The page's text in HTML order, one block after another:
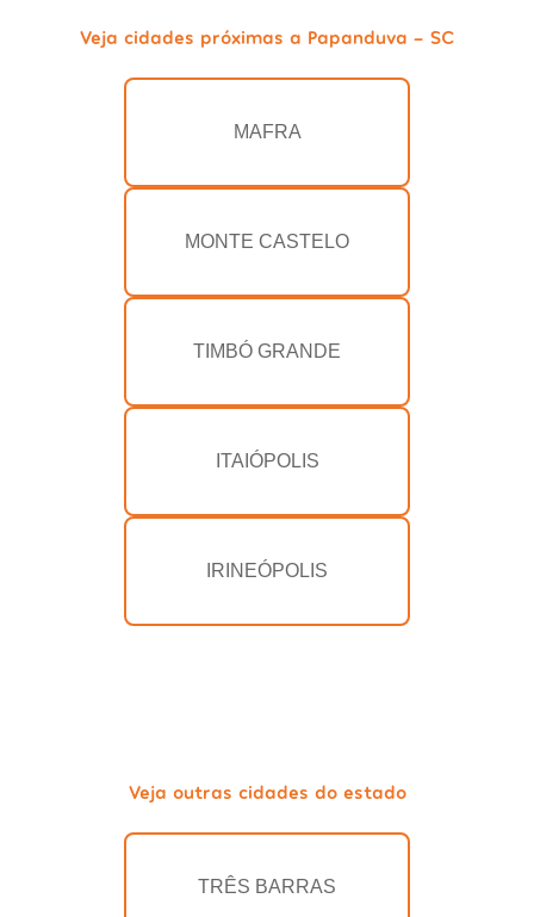
Veja cidades próximas a Papanduva - SC
MAFRA
MONTE CASTELO
TIMBÓ GRANDE
ITAIÓPOLIS
IRINEÓPOLIS
Veja outras cidades do estado
TRÊS BARRAS